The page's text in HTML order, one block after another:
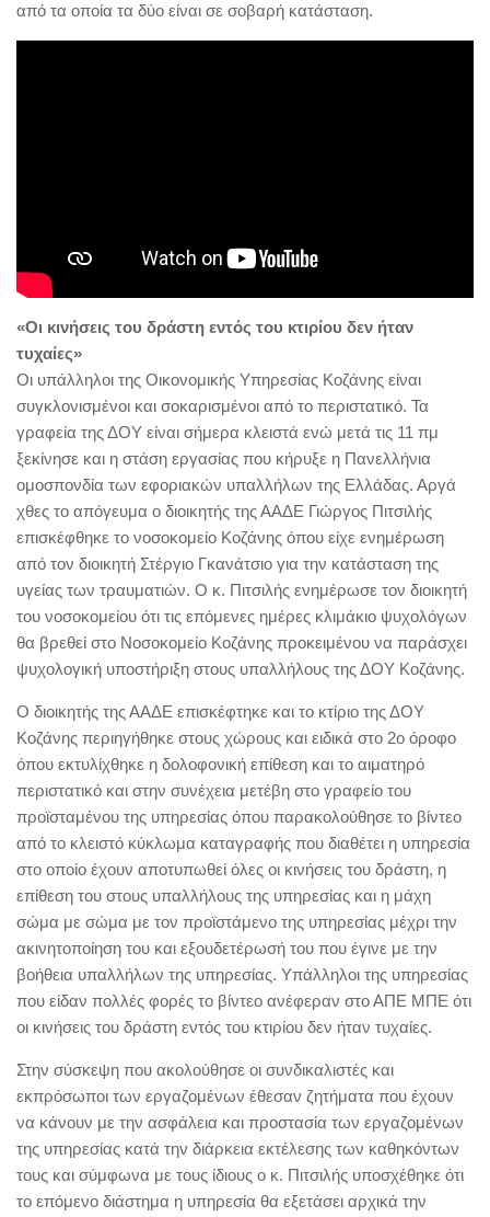
από τα οποία τα δύο είναι σε σοβαρή κατάσταση.
«Οι κινήσεις του δράστη εντός του κτιρίου δεν ήταν
τυχαίες»
Οι υπάλληλοι της Οικονομικής Υπηρεσίας Κοζάνης είναι
συγκλονισμένοι και σοκαρισμένοι από το περιστατικό. Τα
γραφεία της ΔΟΥ είναι σήμερα κλειστά ενώ μετά τις 11 πμ
ξεκίνησε και η στάση εργασίας που κήρυξε η Πανελλήνια
ομοσπονδία των εφοριακών υπαλλήλων της Ελλάδας. Αργά
χθες το απόγευμα ο διοικητής της ΑΑΔΕ Γιώργος Πιτσιλής
επισκέφθηκε το νοσοκομείο Κοζάνης όπου είχε ενημέρωση
από τον διοικητή Στέργιο Γκανάτσιο για την κατάσταση της
υγείας των τραυματιών. Ο κ. Πιτσιλής ενημέρωσε τον διοικητή
του νοσοκομείου ότι τις επόμενες ημέρες κλιμάκιο ψυχολόγων
θα βρεθεί στο Νοσοκομείο Κοζάνης προκειμένου να παράσχει
ψυχολογική υποστήριξη στους υπαλλήλους της ΔΟΥ Κοζάνης.
Ο διοικητής της ΑΑΔΕ επισκέφτηκε και το κτίριο της ΔΟΥ
Κοζάνης περιηγήθηκε στους χώρους και ειδικά στο 2ο όροφο
όπου εκτυλίχθηκε η δολοφονική επίθεση και το αιματηρό
περιστατικό και στην συνέχεια μετέβη στο γραφείο του
προϊσταμένου της υπηρεσίας όπου παρακολούθησε το βίντεο
από το κλειστό κύκλωμα καταγραφής που διαθέτει η υπηρεσία
στο οποίο έχουν αποτυπωθεί όλες οι κινήσεις του δράστη, η
επίθεση του στους υπαλλήλους της υπηρεσίας και η μάχη
σώμα με σώμα με τον προϊστάμενο της υπηρεσίας μέχρι την
ακινητοποίηση του και εξουδετέρωσή του που έγινε με την
βοήθεια υπαλλήλων της υπηρεσίας. Υπάλληλοι της υπηρεσίας
που είδαν πολλές φορές το βίντεο ανέφεραν στο ΑΠΕ ΜΠΕ ότι
οι κινήσεις του δράστη εντός του κτιρίου δεν ήταν τυχαίες.
Στην σύσκεψη που ακολούθησε οι συνδικαλιστές και
εκπρόσωποι των εργαζομένων έθεσαν ζητήματα που έχουν
να κάνουν με την ασφάλεια και προστασία των εργαζομένων
της υπηρεσίας κατά την διάρκεια εκτέλεσης των καθηκόντων
τους και σύμφωνα με τους ίδιους ο κ. Πιτσιλής υποσχέθηκε ότι
το επόμενο διάστημα η υπηρεσία θα εξετάσει αρχικά την